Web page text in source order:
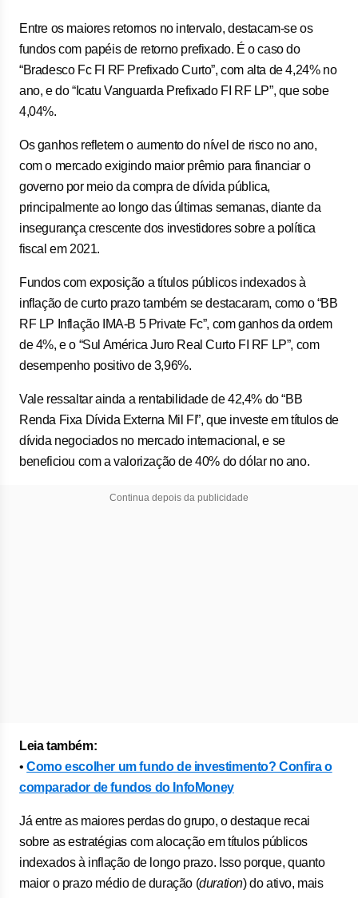
Entre os maiores retornos no intervalo, destacam-se os
fundos com papéis de retorno prefixado. É o caso do
“Bradesco Fc FI RF Prefixado Curto”, com alta de 4,24% no
ano, e do “Icatu Vanguarda Prefixado FI RF LP”, que sobe
4,04%.
Os ganhos refletem o aumento do nível de risco no ano,
com o mercado exigindo maior prêmio para financiar o
governo por meio da compra de dívida pública,
principalmente ao longo das últimas semanas, diante da
insegurança crescente dos investidores sobre a política
fiscal em 2021.
Fundos com exposição a títulos públicos indexados à
inflação de curto prazo também se destacaram, como o “BB
RF LP Inflação IMA-B 5 Private Fc”, com ganhos da ordem
de 4%, e o “Sul América Juro Real Curto FI RF LP”, com
desempenho positivo de 3,96%.
Vale ressaltar ainda a rentabilidade de 42,4% do “BB
Renda Fixa Dívida Externa Mil FI”, que investe em títulos de
dívida negociados no mercado internacional, e se
beneficiou com a valorização de 40% do dólar no ano.
Continua depois da publicidade
Leia também:
•Como escolher um fundo de investimento? Confira o
comparador de fundos do InfoMoney
Já entre as maiores perdas do grupo, o destaque recai
sobre as estratégias com alocação em títulos públicos
indexados à inflação de longo prazo. Isso porque, quanto
maior o prazo médio de duração (duration) do ativo, mais